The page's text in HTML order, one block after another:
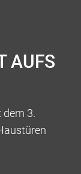
AUFS
3.